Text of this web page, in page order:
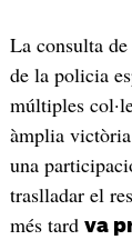
La consulta
de la policia
múltiples
àmplia
una
traslladar el
més tard va